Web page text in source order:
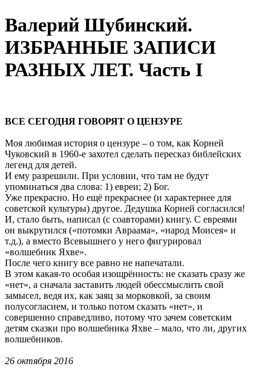
Валерий Шубинский.
ИЗБРАННЫЕ ЗАПИСИ
РАЗНЫХ ЛЕТ. Часть I
ВСЕ СЕГОДНЯ ГОВОРЯТ О ЦЕНЗУРЕ
Моя любимая история о цензуре – о том, как Корней
Чуковский в 1960-е захотел сделать пересказ библейских
легенд для детей.
И ему разрешили. При условии, что там не будут
упоминаться два слова: 1) евреи; 2) Бог.
Уже прекрасно. Но ещё прекраснее (и характернее для
советской культуры) другое. Дедушка Корней согласился!
И, стало быть, написал (с соавторами) книгу. С евреями
он выкрутился («потомки Авраама», «народ Моисея» и
т.д.), а вместо Всевышнего у него фигурировал
«волшебник Яхве».
После чего книгу все равно не напечатали.
В этом какая-то особая изощрённость: не сказать сразу же
«нет», а сначала заставить людей обессмыслить свой
замысел, ведя их, как заяц за морковкой, за своим
полусогласием, и только потом сказать «нет», и
совершенно справедливо, потому что зачем советским
детям сказки про волшебника Яхве – мало, что ли, других
волшебников.
26 октября 2016